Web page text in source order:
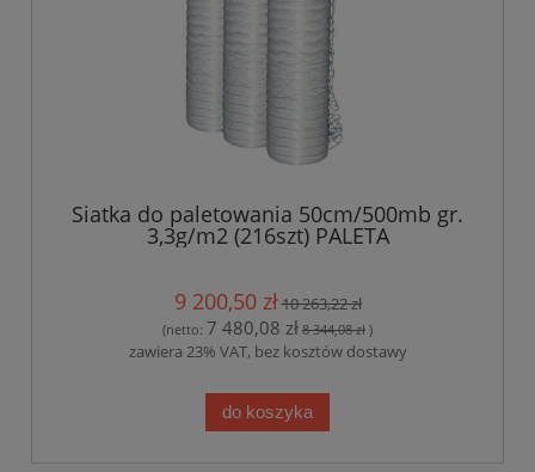
Siatka do paletowania 50cm/500mb gr.
3,3g/m2 (216szt) PALETA
9 200,50 zł10 263,22 zł
(netto: 7 480,08 zł 8 344,08 zł )
zawiera 23% VAT, bez kosztów dostawy
do koszyka